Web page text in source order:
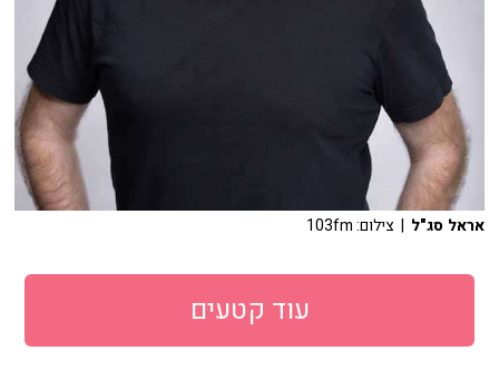
אראל סג"ל | צילום: 103fm
עוד קטעים